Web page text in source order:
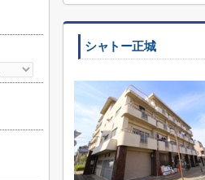
シャトー正城